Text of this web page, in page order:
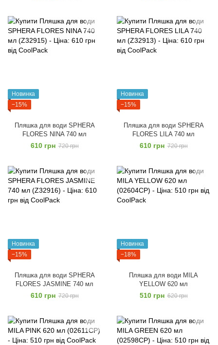
Новинка
−15%
Пляшка для води SPHERA
FLORES NINA 740 мл
610 грн 720 грн
Новинка
−15%
Пляшка для води SPHERA
FLORES LILA 740 мл
610 грн 720 грн
Новинка
−15%
Пляшка для води SPHERA
FLORES JASMINE 740 мл
610 грн 720 грн
Новинка
−18%
Пляшка для води MILA
YELLOW 620 мл
510 грн 620 грн